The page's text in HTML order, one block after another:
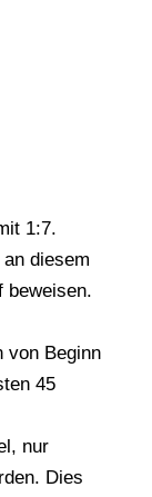
1:7.
diesem
beweisen.
von Beginn
45
nur
Dies